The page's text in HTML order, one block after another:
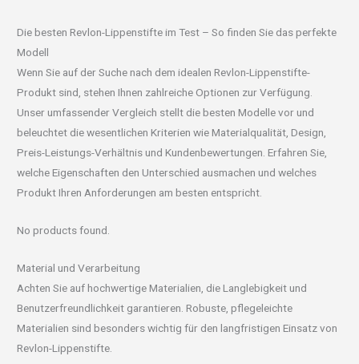
Die besten Revlon-Lippenstifte im Test – So finden Sie das perfekte
Modell
Wenn Sie auf der Suche nach dem idealen Revlon-Lippenstifte-
Produkt sind, stehen Ihnen zahlreiche Optionen zur Verfügung.
Unser umfassender Vergleich stellt die besten Modelle vor und
beleuchtet die wesentlichen Kriterien wie Materialqualität, Design,
Preis-Leistungs-Verhältnis und Kundenbewertungen. Erfahren Sie,
welche Eigenschaften den Unterschied ausmachen und welches
Produkt Ihren Anforderungen am besten entspricht.
No products found.
Material und Verarbeitung
Achten Sie auf hochwertige Materialien, die Langlebigkeit und
Benutzerfreundlichkeit garantieren. Robuste, pflegeleichte
Materialien sind besonders wichtig für den langfristigen Einsatz von
Revlon-Lippenstifte.